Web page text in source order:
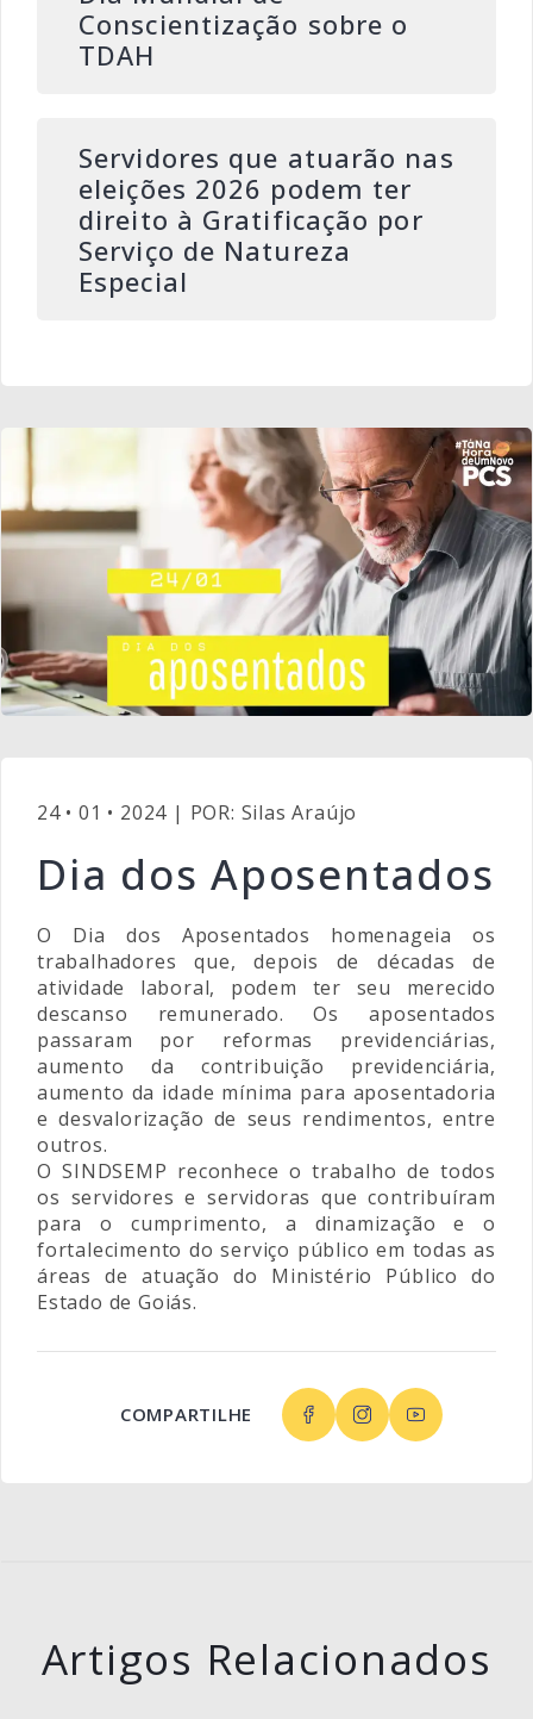
Conscientização sobre o
TDAH
Servidores que atuarão nas
eleições 2026 podem ter
direito à Gratificação por
Serviço de Natureza
Especial
24 • 01 • 2024 | POR: Silas Araújo
Dia dos Aposentados
O Dia dos Aposentados homenageia os
trabalhadores que, depois de décadas de
atividade laboral, podem ter seu merecido
descanso remunerado. Os aposentados
passaram por reformas previdenciárias,
aumento da contribuição previdenciária,
aumento da idade mínima para aposentadoria
e desvalorização de seus rendimentos, entre
outros.
O SINDSEMP reconhece o trabalho de todos
os servidores e servidoras que contribuíram
para o cumprimento, a dinamização e o
fortalecimento do serviço público em todas as
áreas de atuação do Ministério Público do
Estado de Goiás.
COMPARTILHE
Artigos Relacionados